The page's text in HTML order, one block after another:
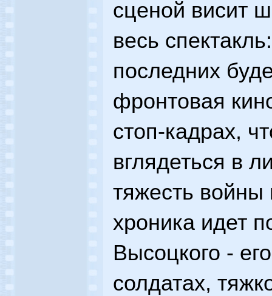
сценой висит
весь
последних
фронтовая
стоп-кадрах,
вглядеться в
тяжесть
хроника идет
Высоцкого -
солдатах,